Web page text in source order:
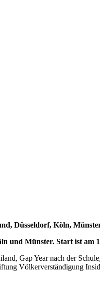
Düsseldorf, Köln,
und Münster. Start ist am
Gap Year nach der
Völkerverständigung